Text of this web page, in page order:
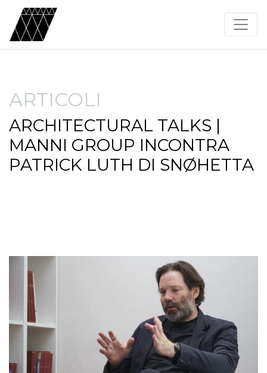
ARTICOLI
ARCHITECTURAL TALKS |
MANNI GROUP INCONTRA
PATRICK LUTH DI SNØHETTA